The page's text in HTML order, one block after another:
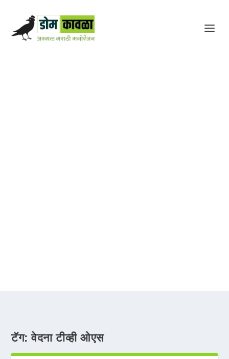
टॅग:वेदना टीव्ही ओएस